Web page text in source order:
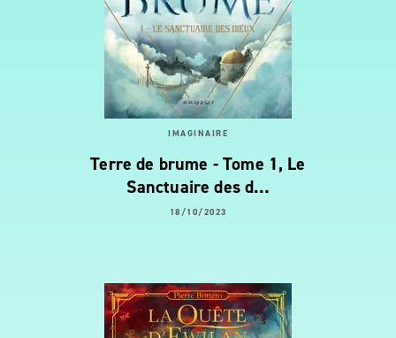
IMAGINAIRE
Terre de brume - Tome 1, Le
Sanctuaire des d…
18/10/2023